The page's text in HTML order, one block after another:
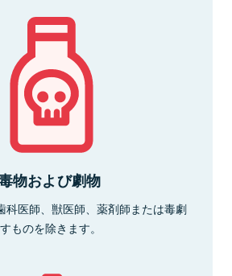
物および劇物
科医師、獣医師、薬剤師または毒劇
ものを除きます。